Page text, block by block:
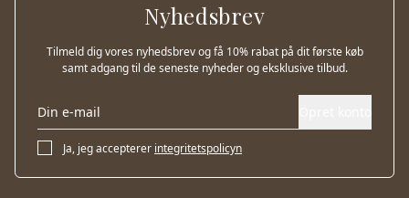
Nyhedsbrev
Tilmeld dig vores nyhedsbrev og få 10% rabat på dit første køb
samt adgang til de seneste nyheder og eksklusive tilbud.
Ja, jeg accepterer integritetspolicyn